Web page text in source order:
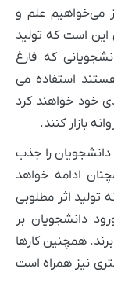
می‌خواهیم علم و
این است که تولید
که فارغ
استفاده می
خود خواهند کرد
بازار کنند.
دانشجویان را جذب
ادامه خواهد
تولید اثر مطلوبی
دانشجویان بر
همچنین کارها
نیز همراه است